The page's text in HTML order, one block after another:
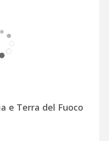
e Terra del Fuoco